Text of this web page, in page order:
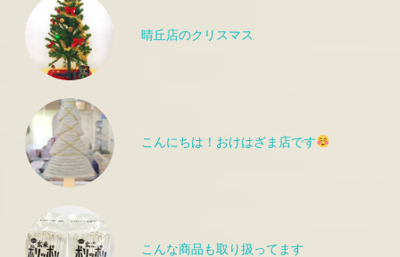
晴丘店のクリスマス
こんにちは！おけはざま店です
こんな商品も取り扱ってます